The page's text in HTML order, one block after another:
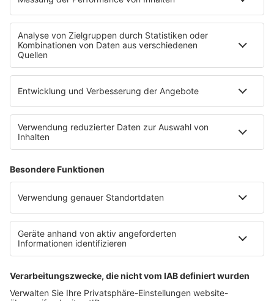
bigFM App
radio.de
radioplayer.de
Partner
WERBUNG
Leistungen und Produkte
Mediadaten und Preisliste
Ansprechpartner
RECHTLICHES
Impressum
Datenschutz
Datenschutzeinstellungen
Datenverarbeitung bei Gewinnspielen
Teilnahmebedingungen
Bildnachweise
KI-Leitlinie